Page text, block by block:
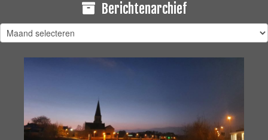
Berichtenarchief
Berichtenarchief